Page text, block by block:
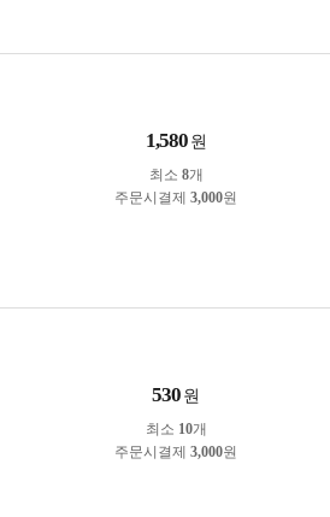
1,580 원
최소 8개
주문시결제 3,000원
530 원
최소 10개
주문시결제 3,000원